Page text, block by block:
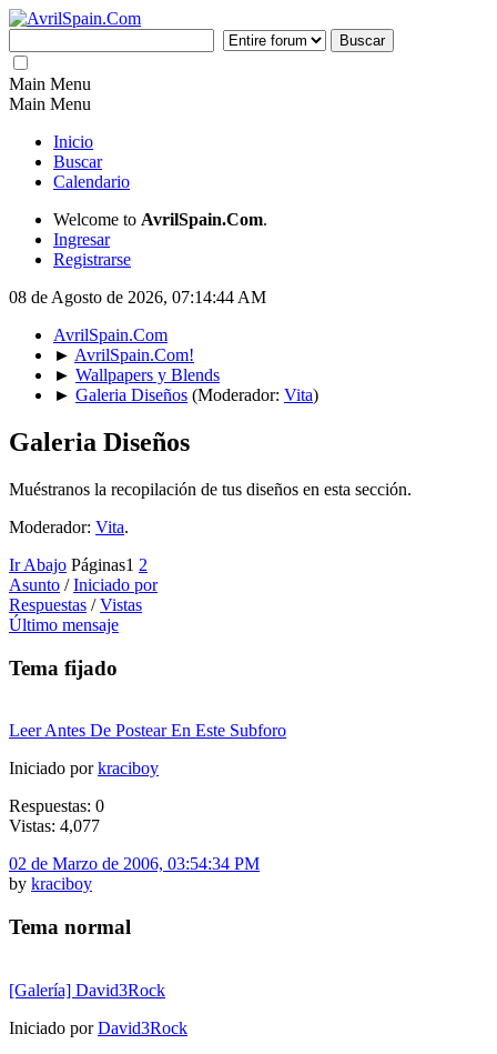
Main Menu
Main Menu
Inicio
Buscar
Calendario
Welcome to AvrilSpain.Com.
Ingresar
Registrarse
08 de Agosto de 2026, 07:14:44 AM
AvrilSpain.Com
► AvrilSpain.Com!
► Wallpapers y Blends
► Galeria Diseños (Moderador: Vita)
Galeria Diseños
Muéstranos la recopilación de tus diseños en esta sección.
Moderador: Vita.
Ir Abajo Páginas1 2
Asunto /Iniciado por
Respuestas /Vistas
Último mensaje
Tema fijado
Leer Antes De Postear En Este Subforo
Iniciado porkraciboy
Respuestas: 0
Vistas: 4,077
02 de Marzo de 2006, 03:54:34 PM
by kraciboy
Tema normal
[Galería] David3Rock
Iniciado porDavid3Rock